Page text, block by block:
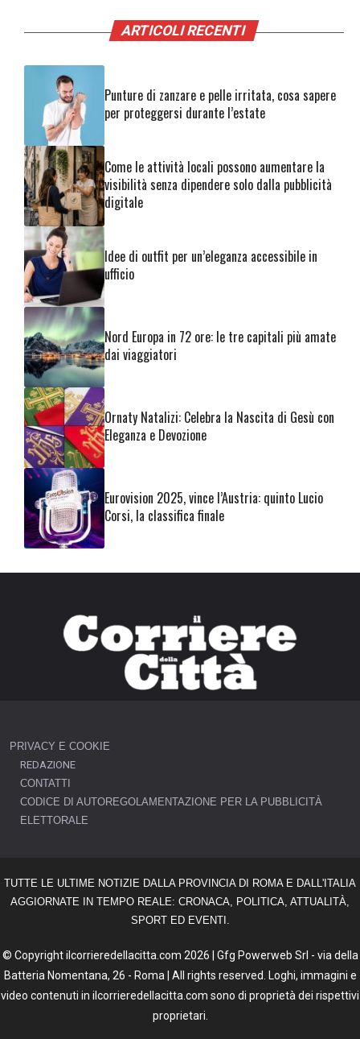
ARTICOLI RECENTI
Punture di zanzare e pelle irritata, cosa sapere
per proteggersi durante l’estate
Come le attività locali possono aumentare la
visibilità senza dipendere solo dalla pubblicità
digitale
Idee di outfit per un’eleganza accessibile in
ufficio
Nord Europa in 72 ore: le tre capitali più amate
dai viaggiatori
Ornaty Natalizi: Celebra la Nascita di Gesù con
Eleganza e Devozione
Eurovision 2025, vince l’Austria: quinto Lucio
Corsi, la classifica finale
PRIVACY E COOKIE
REDAZIONE
CONTATTI
CODICE DI AUTOREGOLAMENTAZIONE PER LA PUBBLICITÀ
ELETTORALE
TUTTE LE ULTIME NOTIZIE DALLA PROVINCIA DI ROMA E DALL'ITALIA
AGGIORNATE IN TEMPO REALE: CRONACA, POLITICA, ATTUALITÀ,
SPORT ED EVENTI.
© Copyright ilcorrieredellacitta.com 2026 | Gfg Powerweb Srl - via della
Batteria Nomentana, 26 - Roma | All rights reserved. Loghi, immagini e
video contenuti in ilcorrieredellacitta.com sono di proprietà dei rispettivi
proprietari.